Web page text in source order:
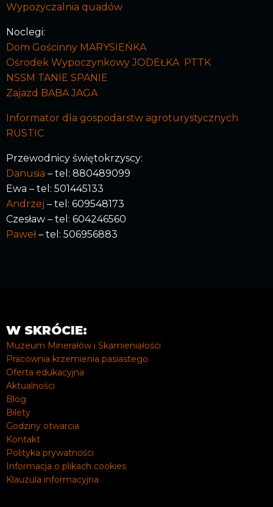
Wypożyczalnia quadów
Noclegi:
Dom Gościnny MARYSIEŃKA
Ośrodek Wypoczynkowy JODEŁKA PTTK
NSSM TANIE SPANIE
Zajazd BABA JAGA
Informator dla gospodarstw agroturystycznych
RUSTIC
Przewodnicy świętokrzyscy:
Danusia – tel: 880489099
Ewa – tel: 501445133
Andrzej – tel: 609548173
Czesław – tel: 604246560
Paweł– tel: 506956883
W SKRÓCIE:
Muzeum Minerałów i Skamieniałości
Pracownia krzemienia pasiastego
Oferta edukacyjna
Aktualności
Blog
Bilety
Godziny otwarcia
Kontakt
Polityka prywatności
Informacja o plikach cookies
Klauzula informacyjna